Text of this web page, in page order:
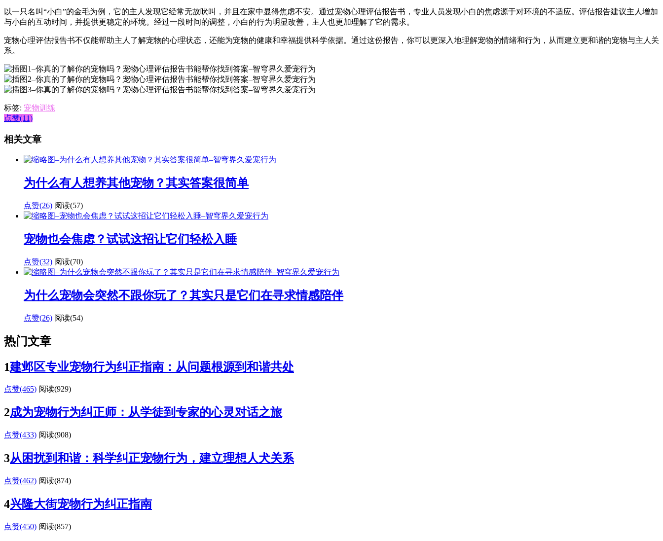
以一只名叫“小白”的金毛为例，它的主人发现它经常无故吠叫，并且在家中显得焦虑不安。通过宠物心理评估报告书，专业人员发现小白的焦虑源于对环境的不适应。评估报告建议主人增加
与小白的互动时间，并提供更稳定的环境。经过一段时间的调整，小白的行为明显改善，主人也更加理解了它的需求。
宠物心理评估报告书不仅能帮助主人了解宠物的心理状态，还能为宠物的健康和幸福提供科学依据。通过这份报告，你可以更深入地理解宠物的情绪和行为，从而建立更和谐的宠物与主人关
系。
标签: 宠物训练
点赞(11)
相关文章
为什么有人想养其他宠物？其实答案很简单
点赞(26) 阅读(57)
宠物也会焦虑？试试这招让它们轻松入睡
点赞(32) 阅读(70)
为什么宠物会突然不跟你玩了？其实只是它们在寻求情感陪伴
点赞(26) 阅读(54)
热门文章
1建邺区专业宠物行为纠正指南：从问题根源到和谐共处
点赞(465) 阅读(929)
2成为宠物行为纠正师：从学徒到专家的心灵对话之旅
点赞(433) 阅读(908)
3从困扰到和谐：科学纠正宠物行为，建立理想人犬关系
点赞(462) 阅读(874)
4兴隆大街宠物行为纠正指南
点赞(450) 阅读(857)